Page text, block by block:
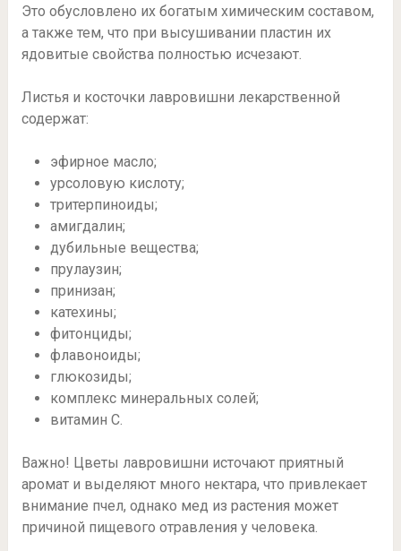
Это обусловлено их богатым химическим составом,
а также тем, что при высушивании пластин их
ядовитые свойства полностью исчезают.
Листья и косточки лавровишни лекарственной
содержат:
эфирное масло;
урсоловую кислоту;
тритерпиноиды;
амигдалин;
дубильные вещества;
прулаузин;
принизан;
катехины;
фитонциды;
флавоноиды;
глюкозиды;
комплекс минеральных солей;
витамин C.
Важно! Цветы лавровишни источают приятный
аромат и выделяют много нектара, что привлекает
внимание пчел, однако мед из растения может
причиной пищевого отравления у человека.